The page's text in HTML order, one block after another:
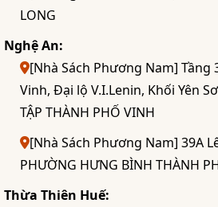
LONG
Nghệ An:
[Nhà Sách Phương Nam] Tầng
Vinh, Đại lộ V.I.Lenin, Khối Yên
TẬP THÀNH PHỐ VINH
[Nhà Sách Phương Nam] 39A
PHƯỜNG HƯNG BÌNH THÀNH
Thừa Thiên Huế: